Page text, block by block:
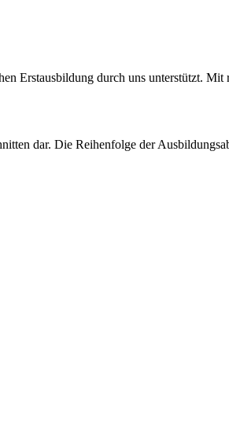
Erstausbildung durch uns unterstützt.
dar. Die Reihenfolge der